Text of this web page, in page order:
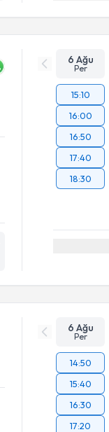
6 Ağu
Per
15:10
16:00
16:50
17:40
18:30
6 Ağu
Per
14:50
15:40
16:30
17:20